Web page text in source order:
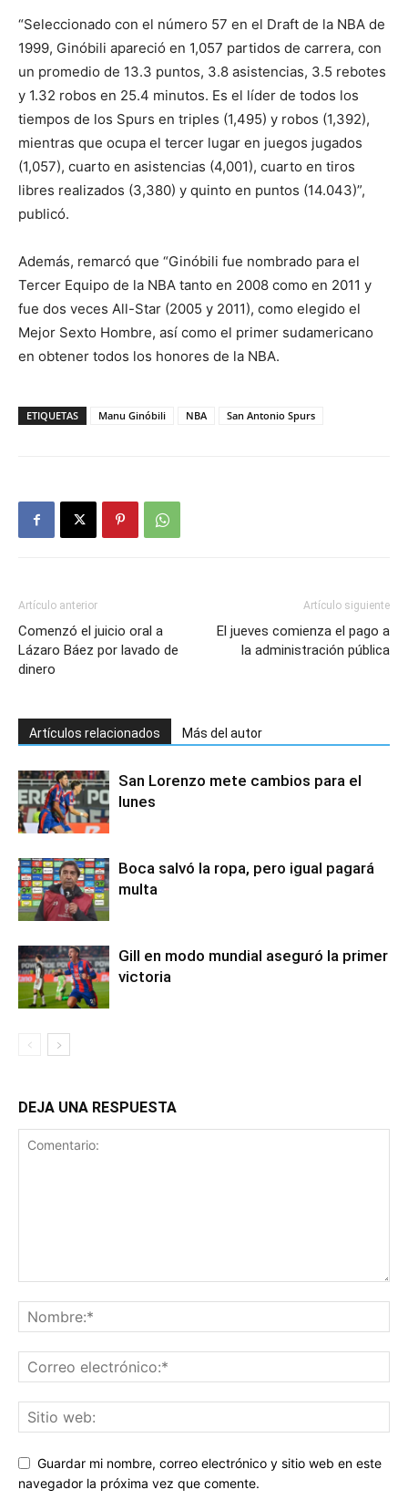
“Seleccionado con el número 57 en el Draft de la NBA de
1999, Ginóbili apareció en 1,057 partidos de carrera, con
un promedio de 13.3 puntos, 3.8 asistencias, 3.5 rebotes
y 1.32 robos en 25.4 minutos. Es el líder de todos los
tiempos de los Spurs en triples (1,495) y robos (1,392),
mientras que ocupa el tercer lugar en juegos jugados
(1,057), cuarto en asistencias (4,001), cuarto en tiros
libres realizados (3,380) y quinto en puntos (14.043)”,
publicó.
Además, remarcó que “Ginóbili fue nombrado para el
Tercer Equipo de la NBA tanto en 2008 como en 2011 y
fue dos veces All-Star (2005 y 2011), como elegido el
Mejor Sexto Hombre, así como el primer sudamericano
en obtener todos los honores de la NBA.
ETIQUETAS Manu Ginóbili NBA San Antonio Spurs
Artículo anterior
Comenzó el juicio oral a
Lázaro Báez por lavado de
dinero
Artículo siguiente
El jueves comienza el pago a
la administración pública
Artículos relacionados Más del autor
San Lorenzo mete cambios para el
lunes
Boca salvó la ropa, pero igual pagará
multa
Gill en modo mundial aseguró la primer
victoria
DEJA UNA RESPUESTA
Guardar mi nombre, correo electrónico y sitio web en este
navegador la próxima vez que comente.